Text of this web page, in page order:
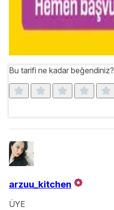
Bu tarifi ne kadar beğendiniz?
arzuu_kitchen
ÜYE